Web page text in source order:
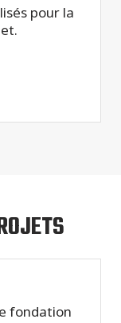
pour la
fondation